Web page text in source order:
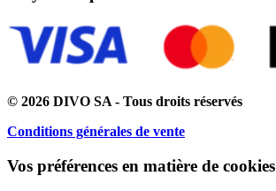
© 2026 DIVO SA - Tous droits réservés
Conditions générales de vente
Vos préférences en matière de cookies